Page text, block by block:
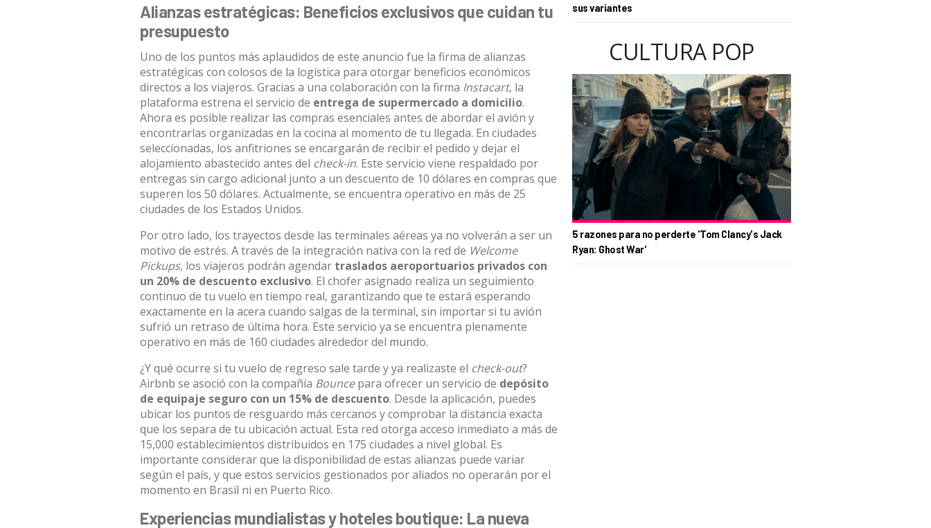
Alianzas estratégicas: Beneficios exclusivos que cuidan tu
presupuesto
Uno de los puntos más aplaudidos de este anuncio fue la firma de alianzas
estratégicas con colosos de la logística para otorgar beneficios económicos
directos a los viajeros. Gracias a una colaboración con la firma Instacart, la
plataforma estrena el servicio de entrega de supermercado a domicilio.
Ahora es posible realizar las compras esenciales antes de abordar el avión y
encontrarlas organizadas en la cocina al momento de tu llegada. En ciudades
seleccionadas, los anfitriones se encargarán de recibir el pedido y dejar el
alojamiento abastecido antes del check-in. Este servicio viene respaldado por
entregas sin cargo adicional junto a un descuento de 10 dólares en compras que
superen los 50 dólares. Actualmente, se encuentra operativo en más de 25
ciudades de los Estados Unidos.
Por otro lado, los trayectos desde las terminales aéreas ya no volverán a ser un
motivo de estrés. A través de la integración nativa con la red de Welcome
Pickups, los viajeros podrán agendar traslados aeroportuarios privados con
un 20% de descuento exclusivo. El chofer asignado realiza un seguimiento
continuo de tu vuelo en tiempo real, garantizando que te estará esperando
exactamente en la acera cuando salgas de la terminal, sin importar si tu avión
sufrió un retraso de última hora. Este servicio ya se encuentra plenamente
operativo en más de 160 ciudades alrededor del mundo.
¿Y qué ocurre si tu vuelo de regreso sale tarde y ya realizaste el check-out?
Airbnb se asoció con la compañía Bouncepara ofrecer un servicio de depósito
de equipaje seguro con un 15% de descuento. Desde la aplicación, puedes
ubicar los puntos de resguardo más cercanos y comprobar la distancia exacta
que los separa de tu ubicación actual. Esta red otorga acceso inmediato a más de
15,000 establecimientos distribuidos en 175 ciudades a nivel global. Es
importante considerar que la disponibilidad de estas alianzas puede variar
según el país, y que estos servicios gestionados por aliados no operarán por el
momento en Brasil ni en Puerto Rico.
Experiencias mundialistas y hoteles boutique: La nueva
sus variantes
CULTURA POP
5 razones para no perderte 'Tom Clancy's Jack
Ryan: Ghost War'